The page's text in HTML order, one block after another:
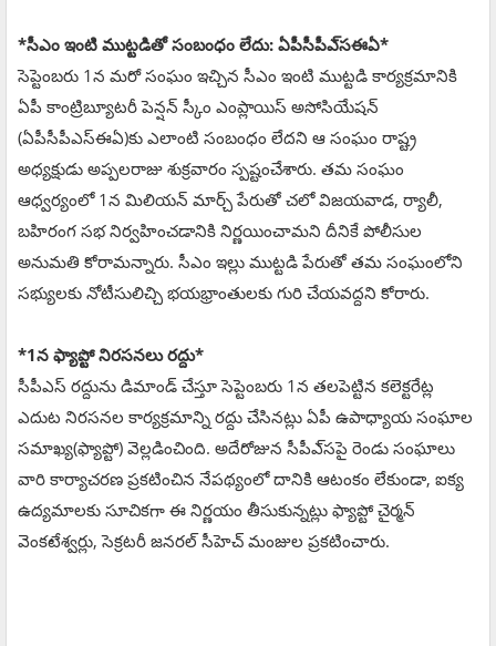
*సీఎం ఇంటి ముట్టడితో సంబంధం లేదు: ఏపీసీపీఎ్‌సఈఏ*
సెప్టెంబరు 1న మరో సంఘం ఇచ్చిన సీఎం ఇంటి ముట్టడి కార్యక్రమానికి
ఏపీ కాంట్రిబ్యూటరీ పెన్షన్‌ స్కీం ఎంప్లాయిస్‌ అసోసియేషన్‌
(ఏపీసీపీఎస్ఈఏ)కు ఎలాంటి సంబంధం లేదని ఆ సంఘం రాష్ట్ర
అధ్యక్షుడు అప్పలరాజు శుక్రవారం స్పష్టంచేశారు. తమ సంఘం
ఆధ్వర్యంలో 1న మిలియన్‌ మార్చ్‌ పేరుతో చలో విజయవాడ, ర్యాలీ,
బహిరంగ సభ నిర్వహించడానికి నిర్ణయించామని దీనికే పోలీసుల
అనుమతి కోరామన్నారు. సీఎం ఇల్లు ముట్టడి పేరుతో తమ సంఘంలోని
సభ్యులకు నోటీసులిచ్చి భయభ్రాంతులకు గురి చేయవద్దని కోరారు.
*1న ఫ్యాప్టో నిరసనలు రద్దు*
సీపీఎస్‌ రద్దును డిమాండ్‌ చేస్తూ సెప్టెంబరు 1న తలపెట్టిన కలెక్టరేట్ల
ఎదుట నిరసనల కార్యక్రమాన్ని రద్దు చేసినట్లు ఏపీ ఉపాధ్యాయ సంఘాల
సమాఖ్య(ఫ్యాప్టో) వెల్లడించింది. అదేరోజున సీపీఎ్‌సపై రెండు సంఘాలు
వారి కార్యాచరణ ప్రకటించిన నేపథ్యంలో దానికి ఆటంకం లేకుండా, ఐక్య
ఉద్యమాలకు సూచికగా ఈ నిర్ణయం తీసుకున్నట్లు ఫ్యాప్టో చైర్మన్‌
వెంకటేశ్వర్లు, సెక్రటరీ జనరల్‌ సీహెచ్‌ మంజుల ప్రకటించారు.